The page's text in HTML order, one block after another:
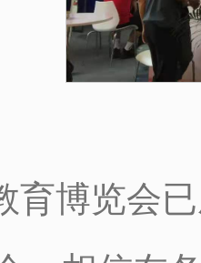
育博览会